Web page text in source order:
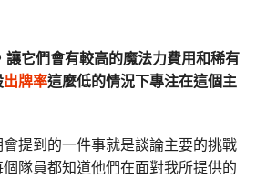
它們會有較高的魔法力費用和稀有
出牌率這麼低的情況下專注在這個主
提到的一件事就是談論主要的挑戰
隊員都知道他們在面對我所提供的